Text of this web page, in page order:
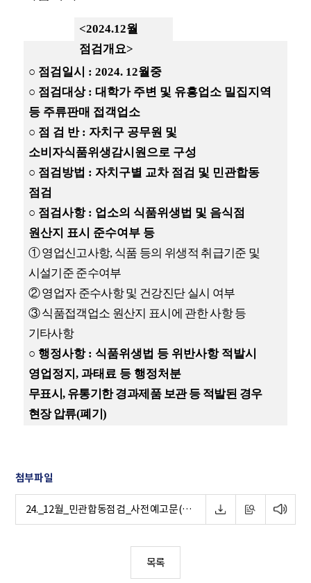
<2024.12월
점검개요>
○ 점검일시 : 2024. 12월중
○ 점검대상 : 대학가 주변 및 유흥업소 밀집지역
등 주류판매 접객업소
○ 점 검 반 : 자치구 공무원 및
소비자식품위생감시원으로 구성
○ 점검방법 : 자치구별 교차 점검 및 민관합동
점검
○ 점검사항 : 업소의 식품위생법 및 음식점
원산지 표시 준수여부 등
①영업신고사항, 식품 등의 위생적 취급기준 및
시설기준 준수여부
②영업자 준수사항 및 건강진단 실시 여부
③식품접객업소 원산지 표시에 관한 사항 등
기타사항
○ 행정사항 : 식품위생법 등 위반사항 적발시
영업정지 , 과태료 등 행정처분
무표시, 유통기한 경과제품 보관 등 적발된 경우
현장 압류(폐기)
첨부파일
24._12월_민관합동점검_사전예고문(서울시).hwpx
목록